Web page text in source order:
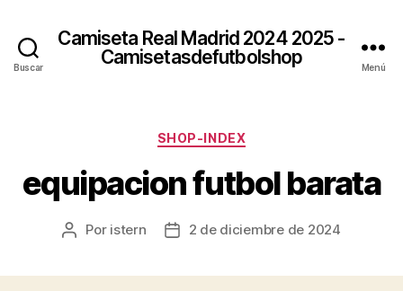
Buscar
Camiseta Real Madrid 2024 2025 -
Camisetasdefutbolshop
Menú
Categorías
SHOP-INDEX
equipacion futbol barata
Autor
Por istern
Fecha2 de diciembre de 2024